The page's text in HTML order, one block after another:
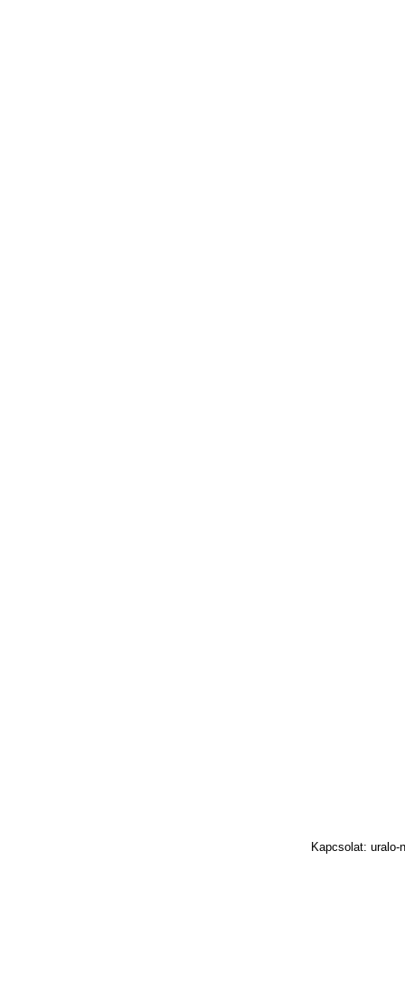
Kapcsolat: uralo-